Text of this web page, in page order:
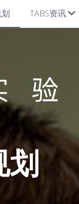
TABS资讯
划